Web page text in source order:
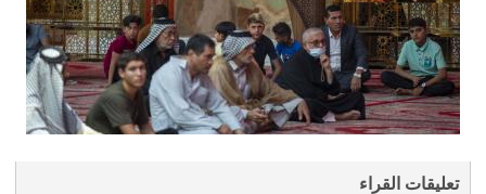
تعليقات القراء